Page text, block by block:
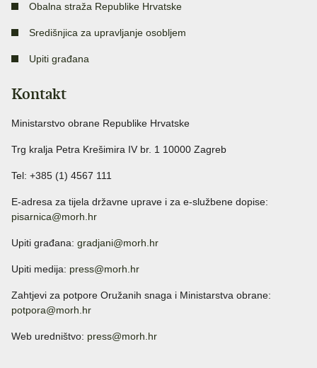
Obalna straža Republike Hrvatske
Središnjica za upravljanje osobljem
Upiti građana
Kontakt
Ministarstvo obrane Republike Hrvatske
Trg kralja Petra Krešimira IV br. 1 10000 Zagreb
Tel: +385 (1) 4567 111
E-adresa za tijela državne uprave i za e-službene dopise:
pisarnica@morh.hr
Upiti građana: gradjani@morh.hr
Upiti medija: press@morh.hr
Zahtjevi za potpore Oružanih snaga i Ministarstva obrane:
potpora@morh.hr
Web uredništvo: press@morh.hr